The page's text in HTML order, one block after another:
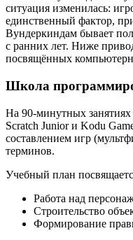
ситуация изменилась:
единственный фактор,
Вундеркиндам бывает
с ранних лет. Ниже
посвящённых
Школа
На 90-минутных
Scratch Junior и Kodu
составлением игр
терминов.
Учебный план
Работа над
Строительство
Формирование